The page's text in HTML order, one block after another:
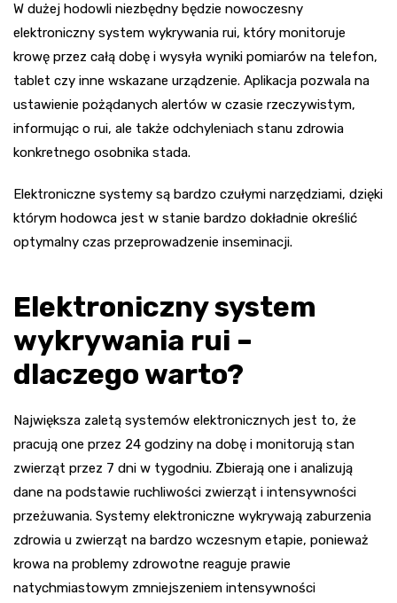
W dużej hodowli niezbędny będzie nowoczesny
elektroniczny system wykrywania rui, który monitoruje
krowę przez całą dobę i wysyła wyniki pomiarów na telefon,
tablet czy inne wskazane urządzenie. Aplikacja pozwala na
ustawienie pożądanych alertów w czasie rzeczywistym,
informując o rui, ale także odchyleniach stanu zdrowia
konkretnego osobnika stada.
Elektroniczne systemy są bardzo czułymi narzędziami, dzięki
którym hodowca jest w stanie bardzo dokładnie określić
optymalny czas przeprowadzenie inseminacji.
Elektroniczny system
wykrywania rui –
dlaczego warto?
Największa zaletą systemów elektronicznych jest to, że
pracują one przez 24 godziny na dobę i monitorują stan
zwierząt przez 7 dni w tygodniu. Zbierają one i analizują
dane na podstawie ruchliwości zwierząt i intensywności
przeżuwania. Systemy elektroniczne wykrywają zaburzenia
zdrowia u zwierząt na bardzo wczesnym etapie, ponieważ
krowa na problemy zdrowotne reaguje prawie
natychmiastowym zmniejszeniem intensywności